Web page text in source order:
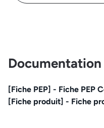
Documentation
[Fiche PEP] - Fiche PEP
[Fiche produit] - Fiche